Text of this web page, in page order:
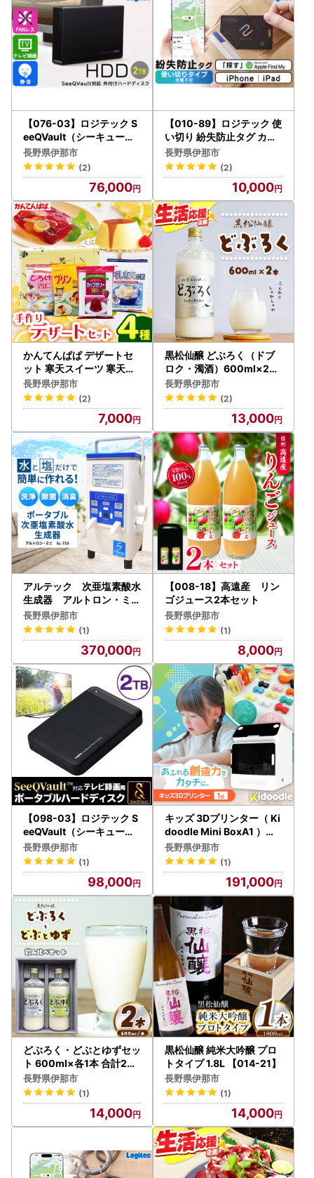
【076-03】ロジテック S
eeQVault（シーキューボ
ルト）対応 テレビ録画用
3.5インチ 外付けハードデ
ィスク 2TB【LHD-ENB02
長野県伊那市
(2)
76,000
【010-89】ロジテック 使
い切り 紛失防止タグ カー
ド型 LGT-LWNNCD1BKA
長野県伊那市
(2)
10,000
かんてんぱぱ デザートセ
ット 寒天スイーツ 寒天ゼ
リー 健康食品 ローカロリ
ー 伊那市 【007-09】
長野県伊那市
(2)
7,000
黒松仙醸 どぶろく（ドブ
ロク・濁酒）600ml×2本
セット 【013-34】
長野県伊那市
(2)
13,000
アルテック 次亜塩素酸水
生成器 アルトロン・ミニ
AL-710【370-01】
長野県伊那市
(1)
370,000
【008-18】高遠産 リン
ゴジュース2本セット
長野県伊那市
(1)
8,000
【098-03】ロジテック S
eeQVault（シーキューボ
ルト）対応 テレビ録画用
2.5インチ ポータブル
ハードディスク 2TB 【LH
D-PBMB20U3QW】
長野県伊那市
(1)
98,000
キッズ 3Dプリンター（ Ki
doodle Mini BoxA1 ）プ
ラスチックを思い通りに成
形。1300種類の内蔵デー
タですぐに使用可能。進学
祝いにも【191-01】
長野県伊那市
(1)
191,000
どぶろく・どぶとゆずセッ
ト 600ml×各1本 合計2本
黒松仙醸 【014-36】
長野県伊那市
(1)
14,000
黒松仙醸 純米大吟醸 プロ
トタイプ 1.8L 【014-21】
長野県伊那市
(1)
14,000